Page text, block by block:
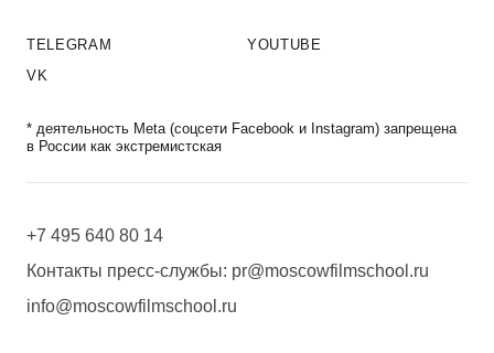
TELEGRAM
YOUTUBE
VK
* деятельность Meta (соцсети Facebook и Instagram) запрещена
в России как экстремистская
+7 495 640 80 14
Контакты пресс-службы: pr@moscowfilmschool.ru
info@moscowfilmschool.ru